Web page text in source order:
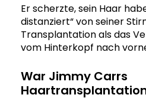
Er scherzte, sein Haar
distanziert“ von seiner
Transplantation als das
vom Hinterkopf nach
War Jimmy Carrs